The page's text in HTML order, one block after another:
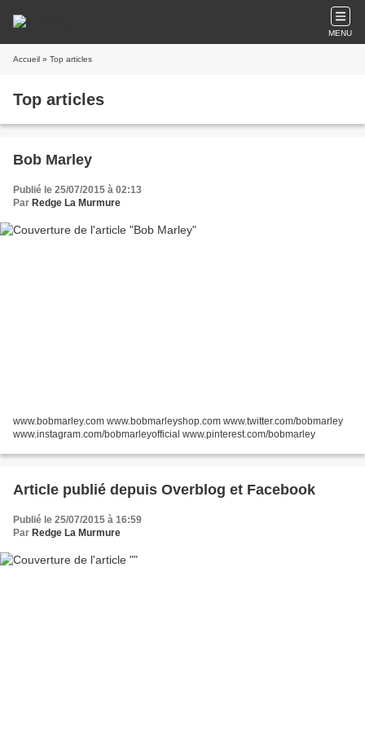
MENU
Accueil » Top articles
Top articles
Bob Marley
Publié le 25/07/2015 à 02:13
Par Redge La Murmure
www.bobmarley.com www.bobmarleyshop.com www.twitter.com/bobmarley
www.instagram.com/bobmarleyofficial www.pinterest.com/bobmarley
Article publié depuis Overblog et Facebook
Publié le 25/07/2015 à 16:59
Par Redge La Murmure